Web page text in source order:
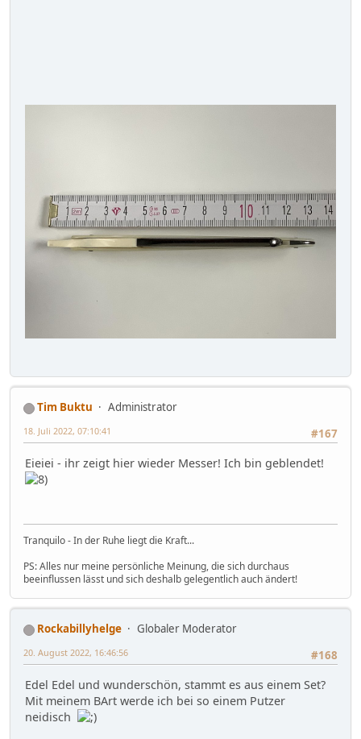
Tim Buktu
Administrator
#167
18. Juli 2022, 07:10:41
Eieiei - ihr zeigt hier wieder Messer! Ich bin geblendet!
Tranquilo - In der Ruhe liegt die Kraft...
PS: Alles nur meine persönliche Meinung, die sich durchaus
beeinflussen lässt und sich deshalb gelegentlich auch ändert!
Rockabillyhelge
Globaler Moderator
#168
20. August 2022, 16:46:56
Edel Edel und wunderschön, stammt es aus einem Set?
Mit meinem BArt werde ich bei so einem Putzer
neidisch